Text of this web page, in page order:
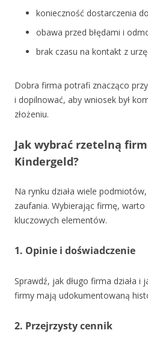
konieczność dostarczenia
obawa przed błędami i
brak czasu na kontakt z
Dobra firma potrafi znacząco
i dopilnować, aby wniosek był
złożeniu.
Jak wybrać rzetelną
Kindergeld?
Na rynku działa wiele
zaufania. Wybierając firmę,
kluczowych elementów.
1. Opinie i doświadczenie
Sprawdź, jak długo firma działa i
firmy mają udokumentowaną
2. Przejrzysty cennik